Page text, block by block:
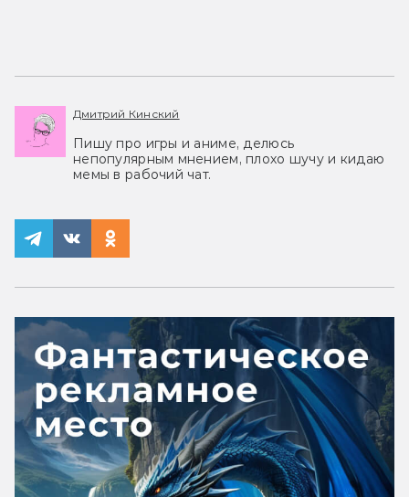
Дмитрий Кинский
Пишу про игры и аниме, делюсь
непопулярным мнением, плохо шучу и кидаю
мемы в рабочий чат.